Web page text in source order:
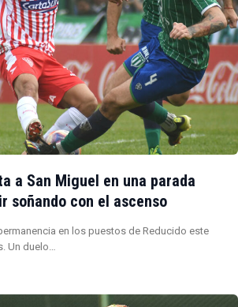
a San Miguel en una parada
soñando con el ascenso
en los puestos de Reducido este
Un duelo…